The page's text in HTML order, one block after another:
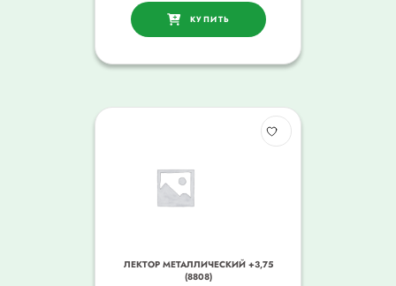
КУПИТЬ
ЛЕКТОР МЕТАЛЛИЧЕСКИЙ +3,75
(8808)